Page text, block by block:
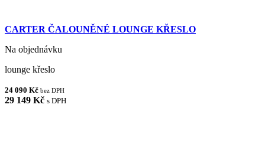
CARTER ČALOUNĚNÉ LOUNGE KŘESLO
Na objednávku
lounge křeslo
24 090 Kč bez DPH
29 149 Kč s DPH